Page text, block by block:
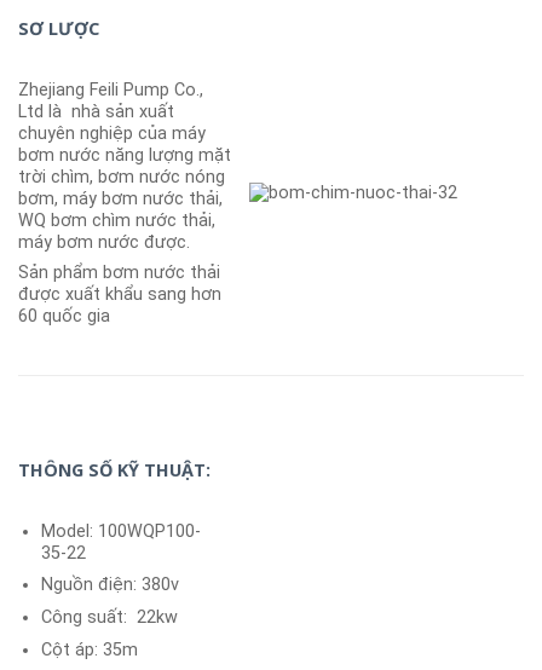
SƠ LƯỢC
Zhejiang Feili Pump Co.,
Ltd là nhà sản xuất
chuyên nghiệp của máy
bơm nước năng lượng mặt
trời chìm, bơm nước nóng
bơm, máy bơm nước thải,
WQ bơm chìm nước thải,
máy bơm nước được.
Sản phẩm bơm nước thải
được xuất khẩu sang hơn
60 quốc gia
THÔNG SỐ KỸ THUẬT:
Model: 100WQP100-
35-22
Nguồn điện: 380v
Công suất: 22kw
Cột áp: 35m